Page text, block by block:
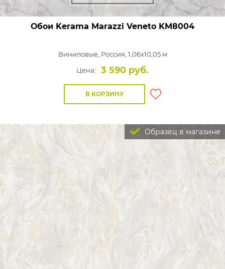
Обои Kerama Marazzi Veneto KM8004
Виниловые, Россия, 1,06x10,05 м
Цена:
3 590 руб.
В КОРЗИНУ
Образец в магазине